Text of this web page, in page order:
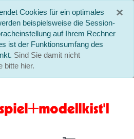
×
Cookies für ein optimales
beispielsweise die Session-
auf Ihrem Rechner
ist der Funktionsumfang des
Sind Sie damit nicht
bitte hier.